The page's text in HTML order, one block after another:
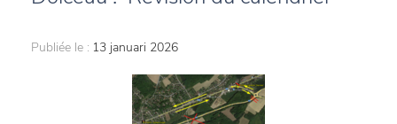
Publiée le : 13 januari 2026